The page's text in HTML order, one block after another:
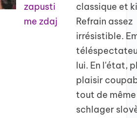
zapusti
me zdaj
classique et
Refrain assez
irrésistible.
lui. En l'état,
plaisir
tout de même
schlager